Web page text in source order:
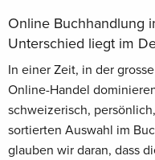
Online Buchhandlung
Unterschied liegt im
In einer Zeit, in der
Online-Handel
schweizerisch,
sortierten Auswahl im
glauben wir daran, dass